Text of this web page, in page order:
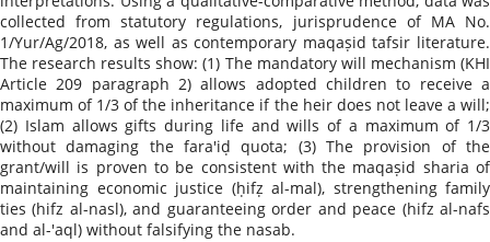
collected from statutory regulations, jurisprudence of MA No.
1/Yur/Ag/2018, as well as contemporary maqaṣid tafsir literature.
The research results show: (1) The mandatory will mechanism (KHI
Article 209 paragraph 2) allows adopted children to receive a
maximum of 1/3 of the inheritance if the heir does not leave a will;
(2) Islam allows gifts during life and wills of a maximum of 1/3
without damaging the fara'iḍ quota; (3) The provision of the
grant/will is proven to be consistent with the maqaṣid sharia of
maintaining economic justice (ḥifẓ al-mal), strengthening family
ties (hifz al-nasl), and guaranteeing order and peace (hifz al-nafs
and al-'aql) without falsifying the nasab.